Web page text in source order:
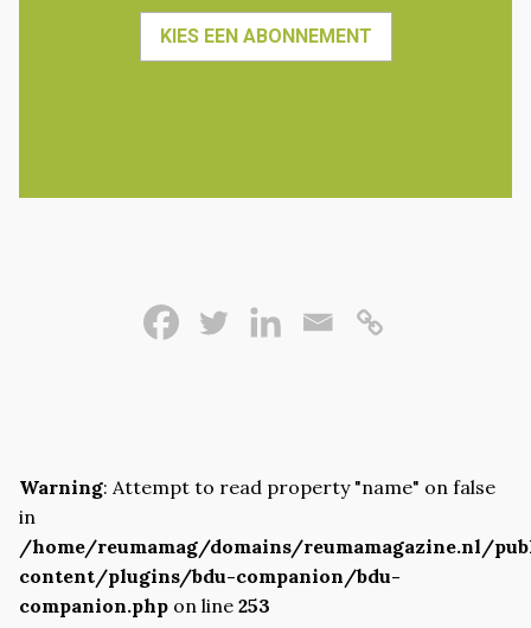
KIES EEN ABONNEMENT
Warning: Attempt to read property "name" on false
in
/home/reumamag/domains/reumamagazine.nl/
content/plugins/bdu-companion/bdu-
companion.php on line 253